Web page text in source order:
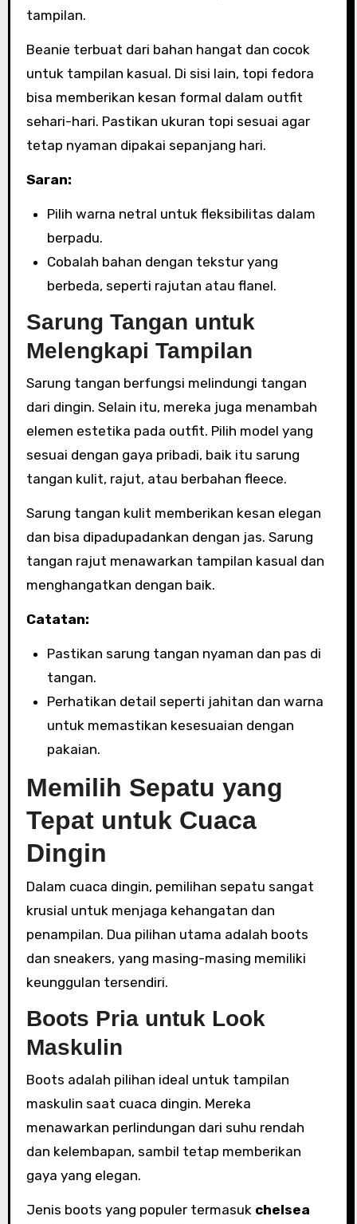
tampilan.
Beanie terbuat dari bahan hangat dan cocok
untuk tampilan kasual. Di sisi lain, topi fedora
bisa memberikan kesan formal dalam outfit
sehari-hari. Pastikan ukuran topi sesuai agar
tetap nyaman dipakai sepanjang hari.
Saran:
Pilih warna netral untuk fleksibilitas dalam
berpadu.
Cobalah bahan dengan tekstur yang
berbeda, seperti rajutan atau flanel.
Sarung Tangan untuk
Melengkapi Tampilan
Sarung tangan berfungsi melindungi tangan
dari dingin. Selain itu, mereka juga menambah
elemen estetika pada outfit. Pilih model yang
sesuai dengan gaya pribadi, baik itu sarung
tangan kulit, rajut, atau berbahan fleece.
Sarung tangan kulit memberikan kesan elegan
dan bisa dipadupadankan dengan jas. Sarung
tangan rajut menawarkan tampilan kasual dan
menghangatkan dengan baik.
Catatan:
Pastikan sarung tangan nyaman dan pas di
tangan.
Perhatikan detail seperti jahitan dan warna
untuk memastikan kesesuaian dengan
pakaian.
Memilih Sepatu yang
Tepat untuk Cuaca
Dingin
Dalam cuaca dingin, pemilihan sepatu sangat
krusial untuk menjaga kehangatan dan
penampilan. Dua pilihan utama adalah boots
dan sneakers, yang masing-masing memiliki
keunggulan tersendiri.
Boots Pria untuk Look
Maskulin
Boots adalah pilihan ideal untuk tampilan
maskulin saat cuaca dingin. Mereka
menawarkan perlindungan dari suhu rendah
dan kelembapan, sambil tetap memberikan
gaya yang elegan.
Jenis boots yang populer termasuk chelsea